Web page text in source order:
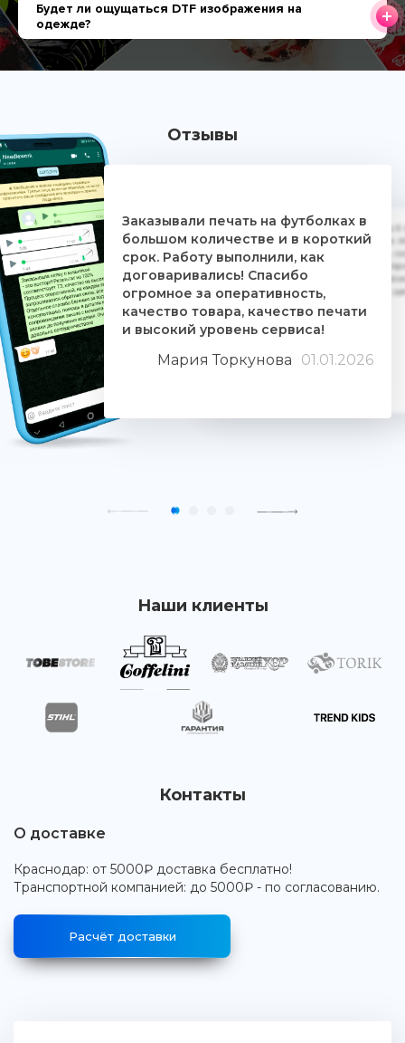
Будет ли ощущаться DTF изображения на
одежде?
Отзывы
Заказывали печать на футболках в
большом количестве и в короткий
срок. Работу выполнили, как
договаривались! Спасибо
огромное за оперативность,
качество товара, качество печати
и высокий уровень сервиса!
Мария Торкунова 01.01.2026
Дочке на 18-летие решили заказать
ребятам. Времени было всего сутки.
взялись за работу, сделали макеты,
Огромное им спасибо. Дочка была
знают свое дело и отдаются ему
людьми. Качество печати
Наши клиенты
Контакты
О доставке
Краснодар: от 5000₽ доставка бесплатно!
Транспортной компанией: до 5000₽ - по согласованию.
Расчёт доставки